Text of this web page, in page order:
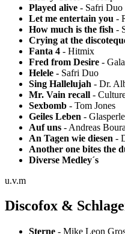
Played alive - Safri Duo
Let me entertain you -
How much is the fish -
Crying at the
Fanta 4 - Hitmix
Fred from Desire - Gala
Helele - Safri Duo
Sing Hallelujah - Dr.
Mr. Vain recall -
Sexbomb - Tom Jones
Geiles Leben -
Auf uns - Andreas
An Tagen wie diesen -
Another one bites the
Diverse Medley´s
u.v.m
Discofox &
Sterne - Mike Leon